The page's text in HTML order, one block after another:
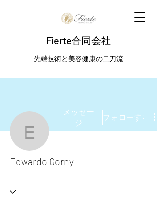
Fierte合同会社
先端技術と美容健康の二刀流
Edwardo Gorny
メッセー
ジ
フォローする
Edwardo Gorny